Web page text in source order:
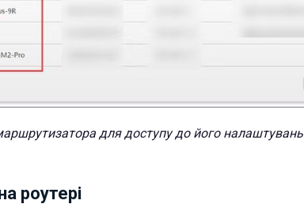
для доступу до його налаштувань
роутері